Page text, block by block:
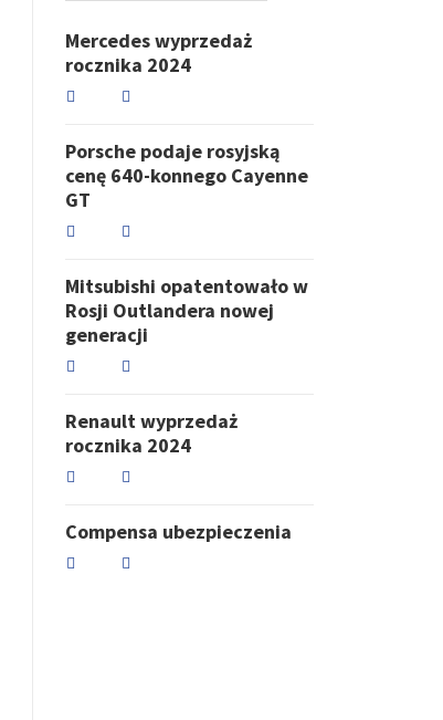
Mercedes wyprzedaż
rocznika 2024
Porsche podaje rosyjską
cenę 640-konnego Cayenne
GT
Mitsubishi opatentowało w
Rosji Outlandera nowej
generacji
Renault wyprzedaż
rocznika 2024
Compensa ubezpieczenia